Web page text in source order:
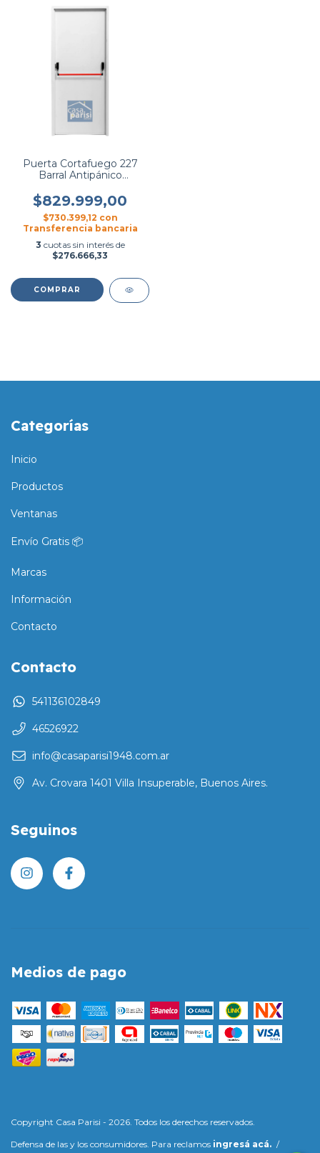
Puerta Cortafuego 227
Barral Antipánico
$829.999,00
$730.399,12 con
Transferencia bancaria
3 cuotas sin interés de
$276.666,33
COMPRAR
Categorías
Inicio
Productos
Ventanas
Envío Gratis 📦
Marcas
Información
Contacto
Contacto
541136102849
46526922
info@casaparisi1948.com.ar
Av. Crovara 1401 Villa Insuperable, Buenos Aires.
Seguinos
Medios de pago
Copyright Casa Parisi - 2026. Todos los derechos reservados.
Defensa de las y los consumidores. Para reclamos ingresá acá. /